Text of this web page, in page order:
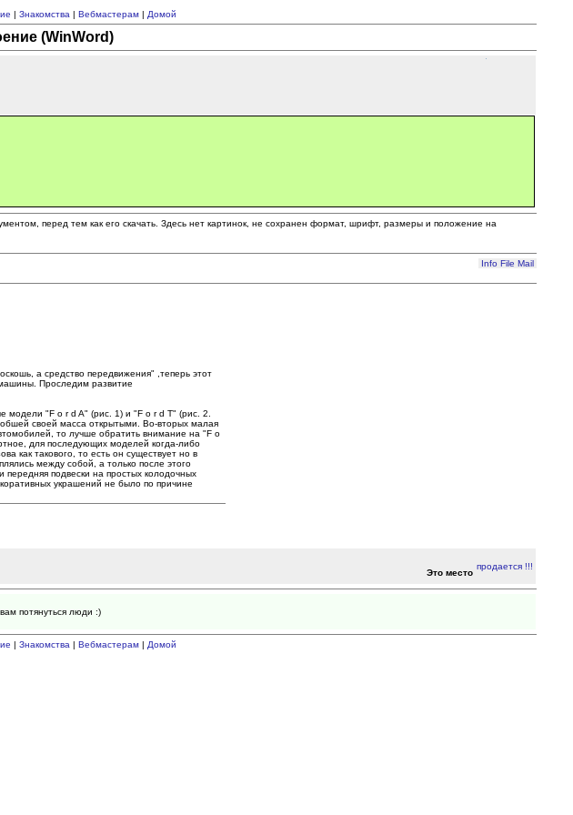
| Знакомства | Вебмастерам| Домой
(WinWord)
перед тем как его скачать. Здесь нет картинок, не сохранен формат, шрифт, размеры и положение на
Info File Mail
а средство передвижения" ,теперь этот
Проследим развитие
"F o r d A" (рис. 1) и "F o r d T" (рис. 2.
своей масса открытыми. Во-вторых малая
то лучше обратить внимание на "F o
для последующих моделей когда-либо
как такового, то есть он существует но в
между собой, а только после этого
подвески на простых колодочных
украшений не было по причине
Это место
потянуться люди :)
| Знакомства | Вебмастерам| Домой